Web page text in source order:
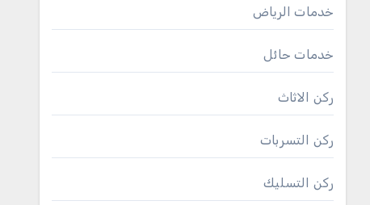
خدمات الرياض
خدمات حائل
ركن الاثاث
ركن التسربات
ركن التسليك